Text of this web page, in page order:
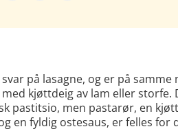
på lasagne, og er på samme
kjøttdeig av lam eller storfe.
pastitsio, men pastarør, en
en fyldig ostesaus, er felles for